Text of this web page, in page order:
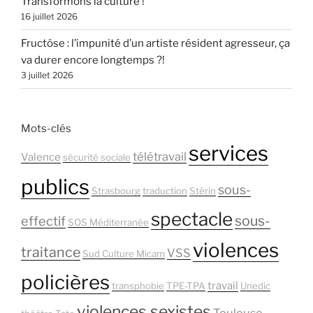
16 juillet 2026
Fructôse : l’impunité d’un artiste résident agresseur, ça
va durer encore longtemps ?!
3 juillet 2026
Mots-clés
Valence sécurité sociale télétravail services
publics Strasbourgtraduction Stérin sous-
effectif SOS Méditerranée spectaclesous-
traitance Sud Culture Micam VSS violences
policières transphobie TPE-TPA travail Unedic